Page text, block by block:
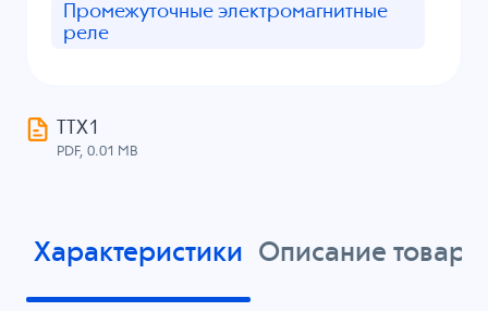
Промежуточные электромагнитные
реле
ТТХ1
PDF, 0.01 MB
Характеристики Описание товара